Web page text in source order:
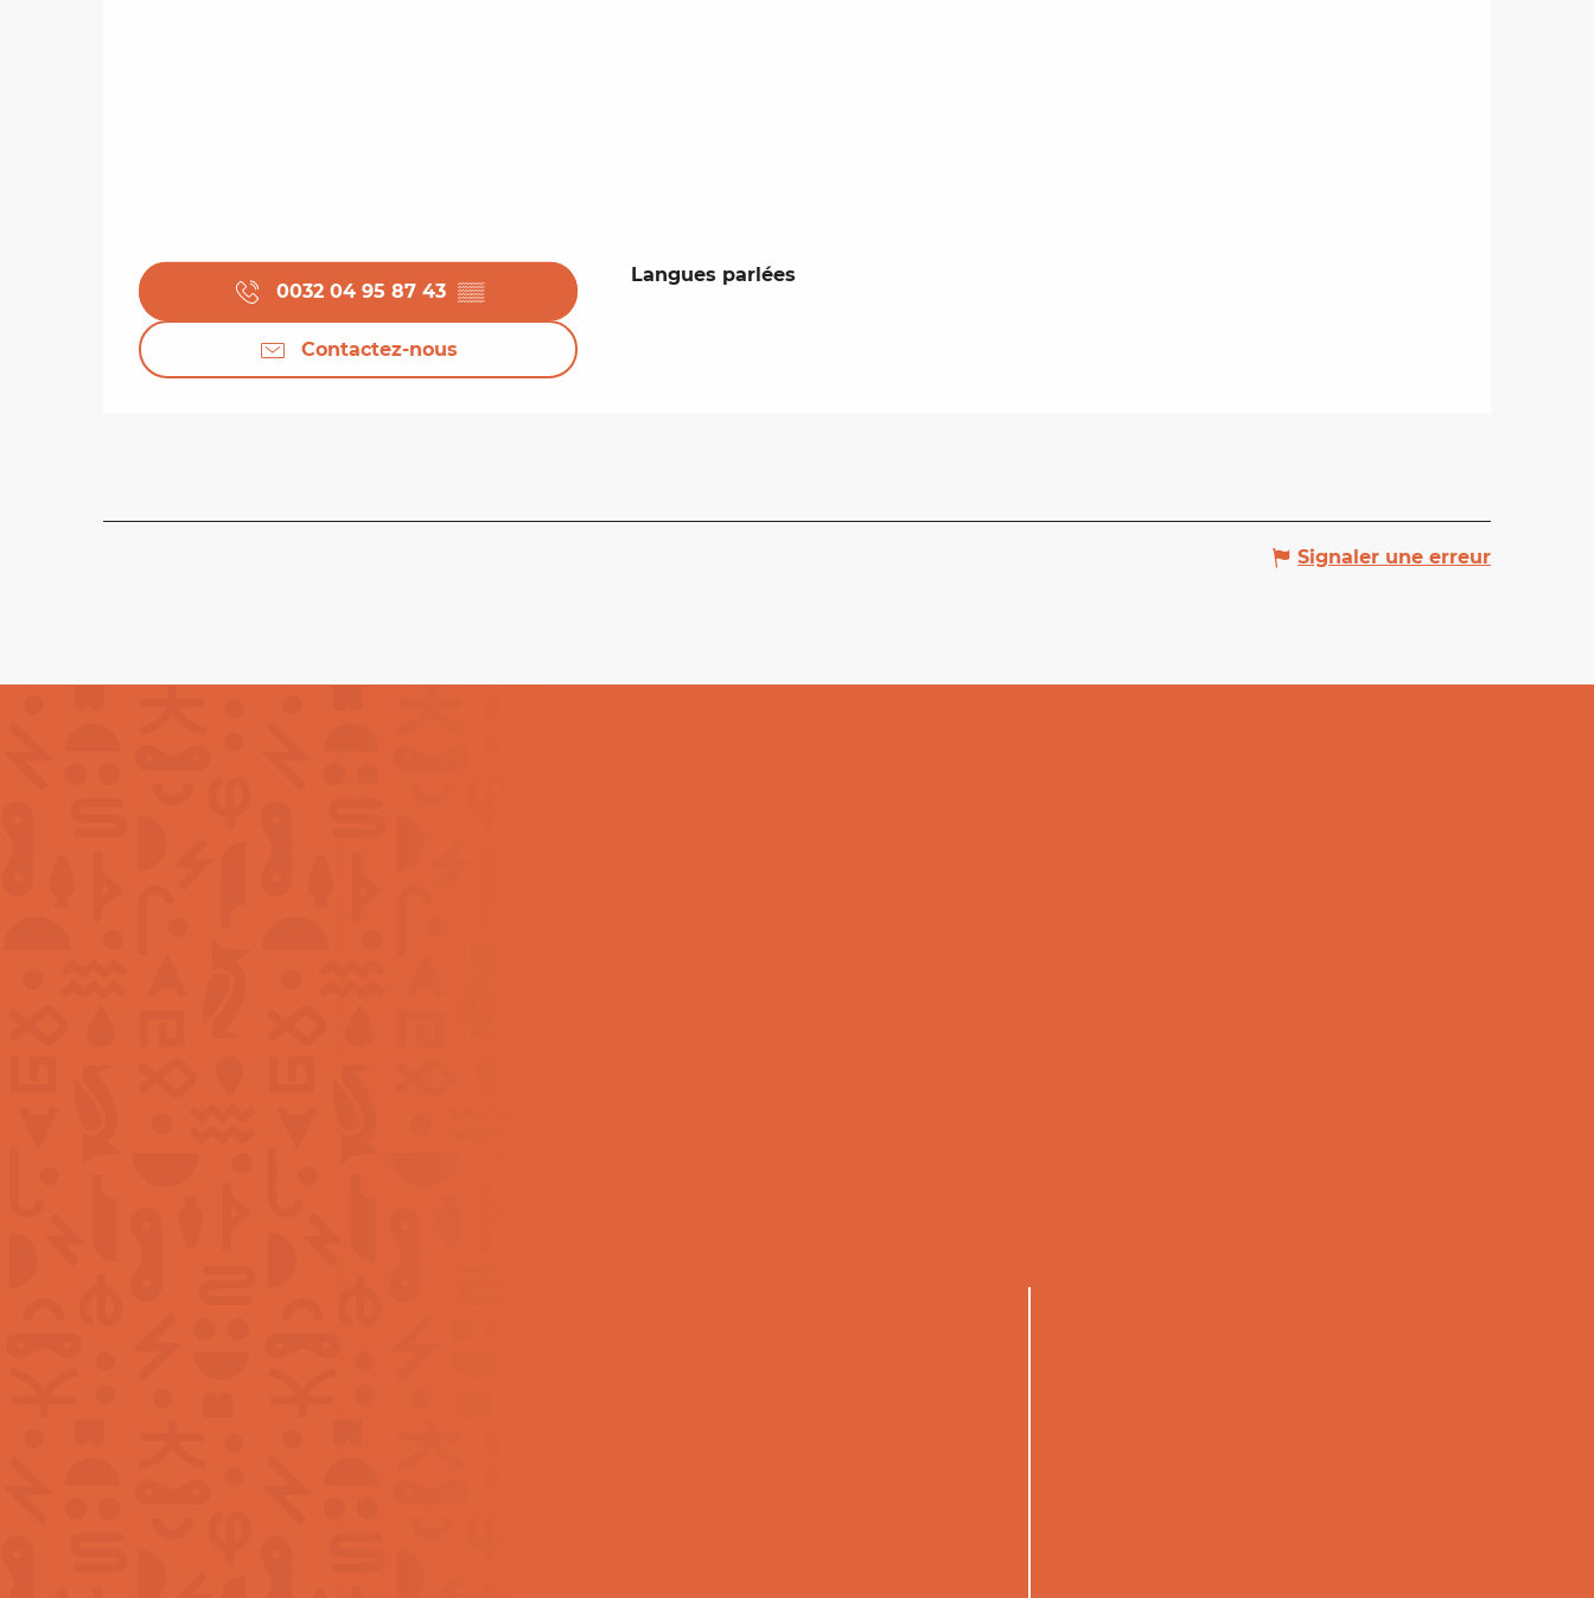
0032 04 95 87 43 ▒▒
Contactez-nous
Langues parlées
Langues parlées
Signaler une erreur